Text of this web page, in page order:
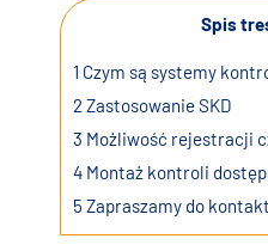
Spis
1 Czym są systemy
2 Zastosowanie SKD
3 Możliwość rejestracji
4 Montaż kontroli
5 Zapraszamy do